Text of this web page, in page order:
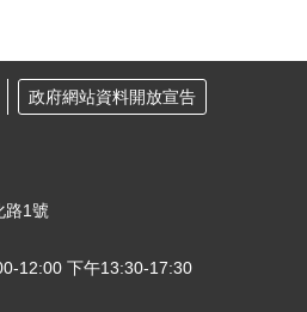
政府網站資料開放宣告
路1號
12:00 下午13:30-17:30